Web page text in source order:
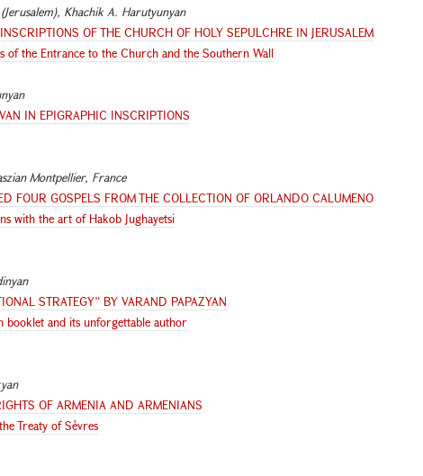
, Khachik A. Harutyunyan
OF THE CHURCH OF HOLY SEPULCHRE IN JERUSALEM
of the Entrance to the Church and the Southern Wall
IN EPIGRAPHIC INSCRIPTIONS
Montpellier, France
FOUR GOSPELS FROM THE COLLECTION OF ORLANDO CALUMENO
with the art of Hakob Jughayetsi
STRATEGY” BY VARAND PAPAZYAN
booklet and its unforgettable author
OF ARMENIA AND ARMENIANS
Treaty of Sèvres